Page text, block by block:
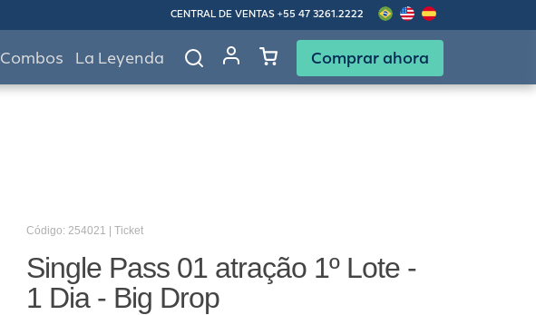
CENTRAL DE VENTAS +55 47 3261.2222
Combos La Leyenda Comprar ahora
Código: 254021 | Ticket
Single Pass 01 atração 1º Lote -
1 Dia - Big Drop